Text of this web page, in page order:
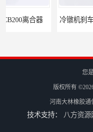
冷镦机刹车
您
版权所有
河南大林橡胶通
技术支持： 八方资源